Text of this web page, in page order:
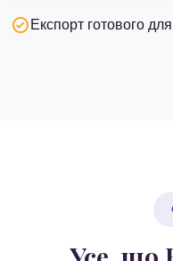
Експорт готового